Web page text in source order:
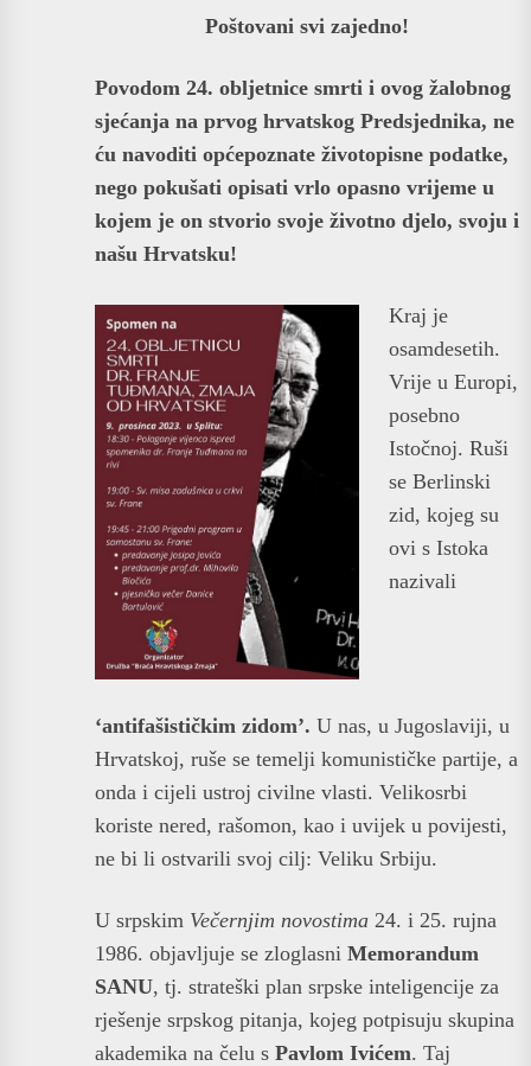
Poštovani svi zajedno!
Povodom 24. obljetnice smrti i ovog žalobnog
sjećanja na prvog hrvatskog Predsjednika, ne
ću navoditi općepoznate životopisne podatke,
nego pokušati opisati vrlo opasno vrijeme u
kojem je on stvorio svoje životno djelo, svoju i
našu Hrvatsku!
Kraj je
osamdesetih.
Vrije u Europi,
posebno
Istočnoj. Ruši
se Berlinski
zid, kojeg su
ovi s Istoka
nazivali
‘antifašističkim zidom’. U nas, u Jugoslaviji, u
Hrvatskoj, ruše se temelji komunističke partije, a
onda i cijeli ustroj civilne vlasti. Velikosrbi
koriste nered, rašomon, kao i uvijek u povijesti,
ne bi li ostvarili svoj cilj: Veliku Srbiju.
U srpskim Večernjim novostima 24. i 25. rujna
1986. objavljuje se zloglasni Memorandum
SANU, tj. strateški plan srpske inteligencije za
rješenje srpskog pitanja, kojeg potpisuju skupina
akademika na čelu s Pavlom Ivićem. Taj